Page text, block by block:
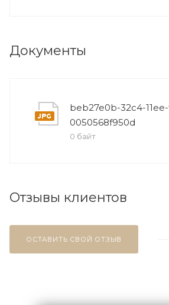
Документы
beb27e0b-32c4-
0050568f950d
0 байт
Отзывы клиентов
ОСТАВИТЬ СВОЙ ОТЗЫВ